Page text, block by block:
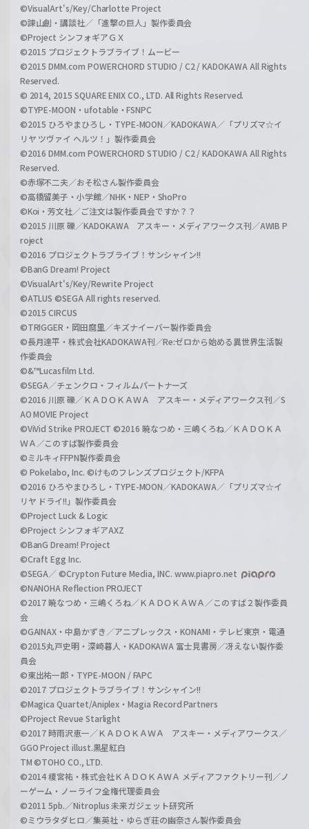
©VisualArt's/Key/Charlotte Project
©諫山創・講談社／「進撃の巨人」製作委員会
©Project シンフォギアＧＸ
©2015 プロジェクトラブライブ！ムービー
©2015 DMM.com POWERCHORD STUDIO / C2 / KADOKAWA All Rights
Reserved.
© 2014, 2015 SQUARE ENIX CO., LTD. All Rights Reserved.
©TYPE-MOON・ufotable・FSNPC
©2015 ひろやまひろし・TYPE-MOON／KADOKAWA／「プリズマ☆イ
リヤ ツヴァイ ヘルツ！」製作委員会
©2016 DMM.com POWERCHORD STUDIO / C2 / KADOKAWA All Rights
Reserved.
©赤塚不二夫／おそ松さん製作委員会
©高橋留美子・小学館／NHK・NEP・ShoPro
©Koi・芳文社／ご注文は製作委員会ですか？？
©2015 川原 礫／KADOKAWA アスキー・メディアワークス刊／AWIB P
roject
©2016 プロジェクトラブライブ！サンシャイン!!
©BanG Dream! Project
©VisualArt's/Key/Rewrite Project
©ATLUS ©SEGA All rights reserved.
©2015 CIRCUS
©TRIGGER・岡田麿里／キズナイーバー製作委員会
©長月達平・株式会社KADOKAWA刊／Re:ゼロから始める異世界生活製
作委員会
©&™Lucasfilm Ltd.
©SEGA／チェンクロ・フィルムパートナーズ
©2016 川原 礫／ＫＡＤＯＫＡＷＡ アスキー・メディアワークス刊／S
AO MOVIE Project
©ViVid Strike PROJECT ©2016 暁なつめ・三嶋くろね／ＫＡＤＯＫＡ
ＷＡ／このすば製作委員会
©ミルキィFFPN製作委員会
© Pokelabo, Inc. ©けものフレンズプロジェクト/KFPA
©2016 ひろやまひろし・TYPE-MOON／KADOKAWA／「プリズマ☆イ
リヤ ドライ!!」製作委員会
©Project Luck & Logic
©Project シンフォギアAXZ
©BanG Dream! Project
©Craft Egg Inc.
©SEGA／ ©Crypton Future Media, INC. www.piapro.net
©NANOHA Reflection PROJECT
©2017 暁なつめ・三嶋くろね／ＫＡＤＯＫＡＷＡ／このすば２製作委員
会
©GAINAX・中島かずき／アニプレックス・KONAMI・テレビ東京・電通
©2015丸戸史明・深崎暮人・KADOKAWA 富士見書房／冴えない製作委
員会
©東出祐一郎・TYPE-MOON / FAPC
©2017 プロジェクトラブライブ！サンシャイン!!
©Magica Quartet/Aniplex・Magia Record Partners
©Project Revue Starlight
©2017 時雨沢恵一／ＫＡＤＯＫＡＷＡ アスキー・メディアワークス／
GGO Project illust.黒星紅白
TM ©TOHO CO., LTD.
©2014 榎宮祐・株式会社ＫＡＤＯＫＡＷＡ メディアファクトリー刊／ノ
ーゲーム・ノーライフ全権代理委員会
©2011 5pb.／Nitroplus 未来ガジェット研究所
©ミウラタダヒロ／集英社・ゆらぎ荘の幽奈さん製作委員会